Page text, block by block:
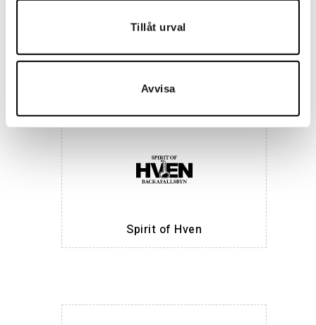
Tillåt urval
Avvisa
Maria Nila
Spirit of Hven